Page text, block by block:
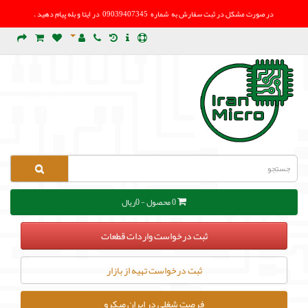
در صورت مشکل درثبت سفارش به شماره 09039407345 در ایتا و بله پیام دهید .
0 محصول - 0ریال
ثبت درخواست واردات قطعات
ثبت درخواست تهیه از بازار
فرصت شغلی در ایران میکرو